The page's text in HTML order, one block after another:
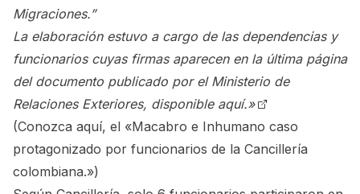
Migraciones.”
La elaboración estuvo a cargo de las dependencias y
funcionarios cuyas firmas aparecen en la última página
del documento publicado por el Ministerio de
Relaciones Exteriores, disponible aquí.»
(Conozca aquí, el «Macabro e Inhumano caso
protagonizado por funcionarios de la Cancillería
colombiana.»)